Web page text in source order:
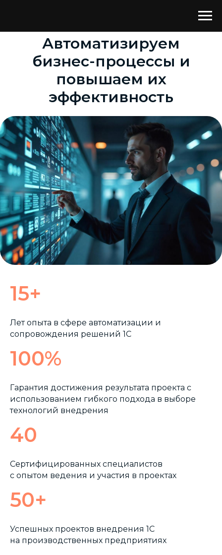
Автоматизируем
бизнес-процессы и
повышаем их
эффективность
15+
Лет опыта в сфере автоматизации и
сопровождения решений 1С
100%
Гарантия достижения результата проекта с
использованием гибкого подхода в выборе
технологий внедрения
40
Сертифицированных специалистов
с опытом ведения и участия в проектах
50+
Успешных проектов внедрения 1С
на производственных предприятиях